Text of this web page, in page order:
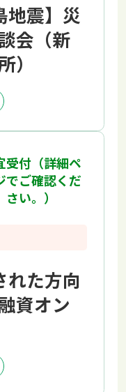
地震】災
会（新
）
受付（詳細ペ
でご確認くだ
さい。）
れた方向
資オン